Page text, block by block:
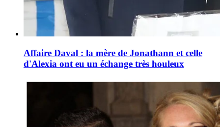
Affaire Daval : la mère de Jonathann et celle
d'Alexia ont eu un échange très houleux